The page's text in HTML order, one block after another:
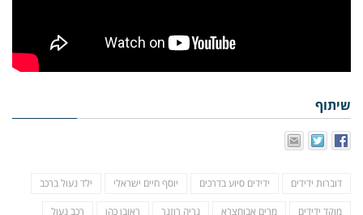
שיתוף
דוברות ידידים ידידים סיוע בדרכים יוסף חיים ישראלי ילד נעול ברכב
מוקד ידידים מרים אבוחצרא נריה רוזנר ראובן כהן רכב נעול